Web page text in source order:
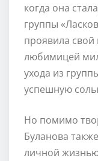
когда она
группы
проявила
любимицей
ухода из
успешную
Но помимо
Буланова
личной